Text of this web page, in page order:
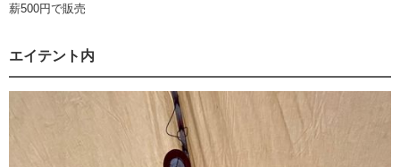
薪500円で販売
エイテント内